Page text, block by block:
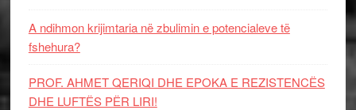
A ndihmon krijimtaria në zbulimin e potencialeve të
fshehura?
PROF. AHMET QERIQI DHE EPOKA E REZISTENCЁS
DHE LUFTЁS PЁR LIRI!